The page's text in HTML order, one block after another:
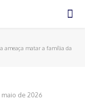
ameaça matar a família da
maio de 2026